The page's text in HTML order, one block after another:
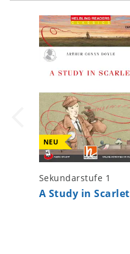
NEU
Sekundarstufe 1
A Study in Scarlet